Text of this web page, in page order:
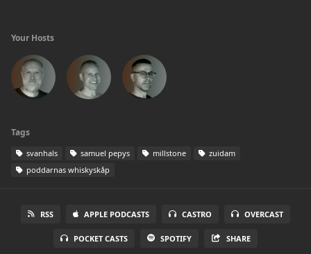
Your Hosts
Tags
svanhals samuel pepys millstone
zuidam
poddarnas whiskyskåp
RSS APPLE PODCASTS CASTRO OVERCAST
POCKET CASTS SPOTIFY SHARE